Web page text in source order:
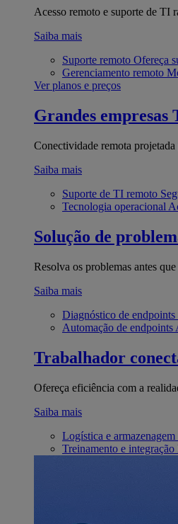
Acesso remoto e suporte de TI
Saiba mais
Suporte remoto Ofereça
Gerenciamento remoto
Ver planos e preços
Grandes empresas
Conectividade remota projetada
Saiba mais
Suporte de TI remoto
Tecnologia operacional
Solução de
Resolva os problemas antes
Saiba mais
Diagnóstico de endpoints
Automação de endpoints
Trabalhador
Ofereça eficiência com a
Saiba mais
Logística e armazenagem
Treinamento e integração